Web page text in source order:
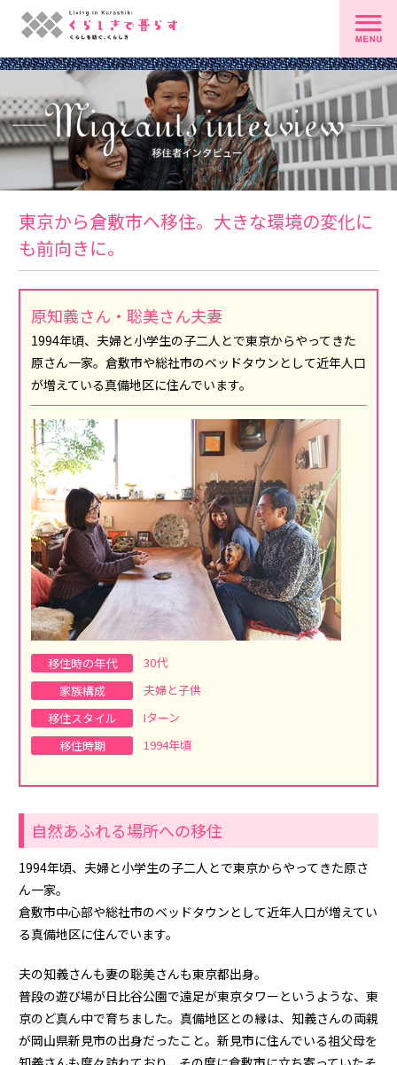
東京から倉敷市へ移住。大きな環境の変化に
も前向きに。
原知義さん・聡美さん夫妻
1994年頃、夫婦と小学生の子二人とで東京からやってきた
原さん一家。倉敷市や総社市のベッドタウンとして近年人口
が増えている真備地区に住んでいます。
移住時の年代
30代
家族構成
夫婦と子供
移住スタイル
Iターン
移住時期
1994年頃
自然あふれる場所への移住
1994年頃、夫婦と小学生の子二人とで東京からやってきた原さ
ん一家。
倉敷市中心部や総社市のベッドタウンとして近年人口が増えてい
る真備地区に住んでいます。
夫の知義さんも妻の聡美さんも東京都出身。
普段の遊び場が日比谷公園で遠足が東京タワーというような、東
京のど真ん中で育ちました。真備地区との縁は、知義さんの両親
が岡山県新見市の出身だったこと。新見市に住んでいる祖父母を